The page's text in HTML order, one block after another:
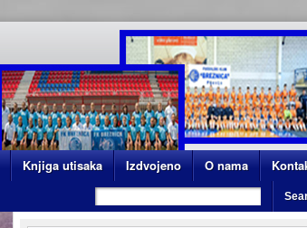
Knjiga utisaka Izdvojeno O nama